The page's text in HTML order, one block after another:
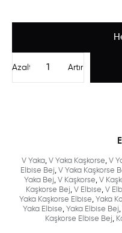
Artır
Azalt
V Yaka, V Yaka Kaşkorse, V
Elbise Bej, V Yaka Kaşkorse
Yaka Bej, V Kaşkorse, V
Kaşkorse Bej, V Elbise, V
Yaka Kaşkorse Elbise, Yaka
Yaka Elbise, Yaka Elbise Bej,
Kaşkorse Elbise Bej,